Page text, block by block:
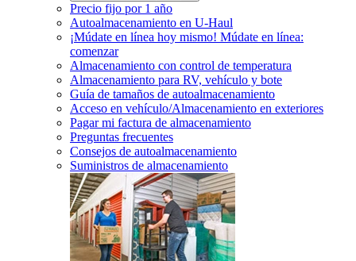
Precio fijo por 1 año
Autoalmacenamiento en U-Haul
¡Múdate en línea hoy mismo! Múdate en línea:
comenzar
Almacenamiento con control de temperatura
Almacenamiento para RV, vehículo y bote
Guía de tamaños de autoalmacenamiento
Acceso en vehículo/Almacenamiento en exteriores
Pagar mi factura de almacenamiento
Preguntas frecuentes
Consejos de autoalmacenamiento
Suministros de almacenamiento